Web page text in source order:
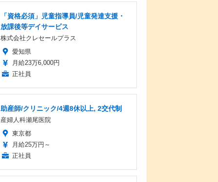
「資格必須」児童指導員/児童発達支援・
放課後等デイサービス
株式会社クレセールプラス
愛知県
月給23万6,000円
正社員
助産師/クリニック/4週8休以上, 2交代制
産婦人科瀬尾医院
東京都
月給25万円～
正社員